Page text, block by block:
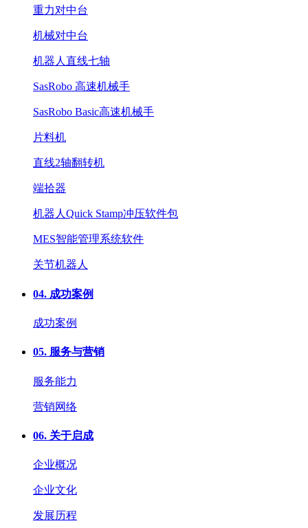
重力对中台
机械对中台
机器人直线七轴
SasRobo 高速机械手
SasRobo Basic高速机械手
片料机
直线2轴翻转机
端拾器
机器人Quick Stamp冲压软件包
MES智能管理系统软件
关节机器人
04. 成功案例
成功案例
05. 服务与营销
服务能力
营销网络
06. 关于启成
企业概况
企业文化
发展历程